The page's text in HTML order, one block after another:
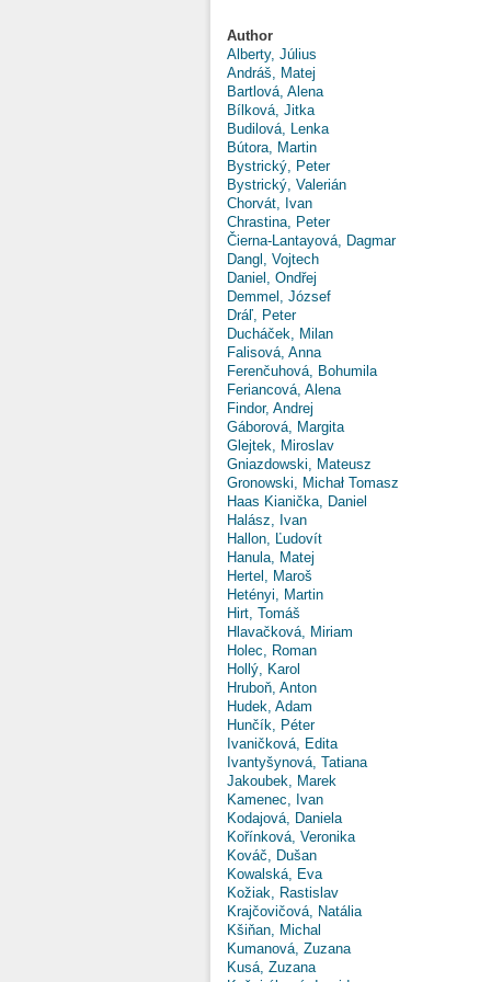
Author
Alberty, Július
Andráš, Matej
Bartlová, Alena
Bílková, Jitka
Budilová, Lenka
Bútora, Martin
Bystrický, Peter
Bystrický, Valerián
Chorvát, Ivan
Chrastina, Peter
Čierna-Lantayová, Dagmar
Dangl, Vojtech
Daniel, Ondřej
Demmel, József
Dráľ, Peter
Ducháček, Milan
Falisová, Anna
Ferenčuhová, Bohumila
Feriancová, Alena
Findor, Andrej
Gáborová, Margita
Glejtek, Miroslav
Gniazdowski, Mateusz
Gronowski, Michał Tomasz
Haas Kianička, Daniel
Halász, Ivan
Hallon, Ľudovít
Hanula, Matej
Hertel, Maroš
Hetényi, Martin
Hirt, Tomáš
Hlavačková, Miriam
Holec, Roman
Hollý, Karol
Hruboň, Anton
Hudek, Adam
Hunčík, Péter
Ivaničková, Edita
Ivantyšynová, Tatiana
Jakoubek, Marek
Kamenec, Ivan
Kodajová, Daniela
Kořínková, Veronika
Kováč, Dušan
Kowalská, Eva
Kožiak, Rastislav
Krajčovičová, Natália
Kšiňan, Michal
Kumanová, Zuzana
Kusá, Zuzana